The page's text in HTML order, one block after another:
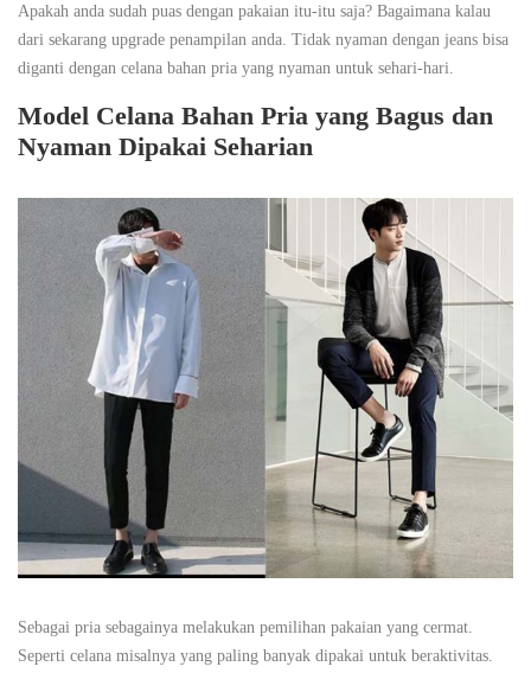
Apakah anda sudah puas dengan pakaian itu-itu saja? Bagaimana kalau
dari sekarang upgrade penampilan anda. Tidak nyaman dengan jeans bisa
diganti dengan celana bahan pria yang nyaman untuk sehari-hari.
Model Celana Bahan Pria yang Bagus dan
Nyaman Dipakai Seharian
Sebagai pria sebagainya melakukan pemilihan pakaian yang cermat.
Seperti celana misalnya yang paling banyak dipakai untuk beraktivitas.